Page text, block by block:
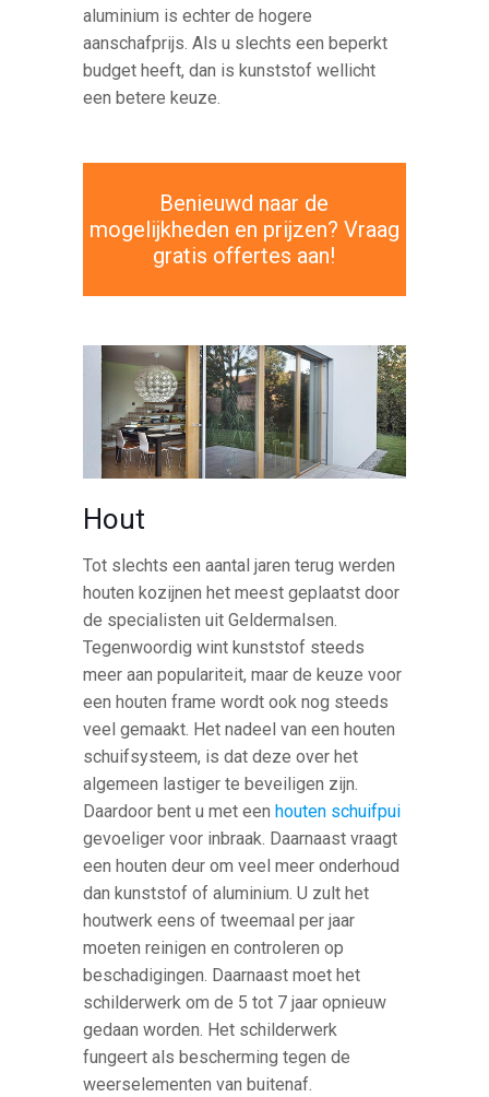
aluminium is echter de hogere
aanschafprijs. Als u slechts een beperkt
budget heeft, dan is kunststof wellicht
een betere keuze.
Benieuwd naar de
mogelijkheden en prijzen? Vraag
gratis offertes aan!
Hout
Tot slechts een aantal jaren terug werden
houten kozijnen het meest geplaatst door
de specialisten uit Geldermalsen.
Tegenwoordig wint kunststof steeds
meer aan populariteit, maar de keuze voor
een houten frame wordt ook nog steeds
veel gemaakt. Het nadeel van een houten
schuifsysteem, is dat deze over het
algemeen lastiger te beveiligen zijn.
Daardoor bent u met een houten schuifpui
gevoeliger voor inbraak. Daarnaast vraagt
een houten deur om veel meer onderhoud
dan kunststof of aluminium. U zult het
houtwerk eens of tweemaal per jaar
moeten reinigen en controleren op
beschadigingen. Daarnaast moet het
schilderwerk om de 5 tot 7 jaar opnieuw
gedaan worden. Het schilderwerk
fungeert als bescherming tegen de
weerselementen van buitenaf.